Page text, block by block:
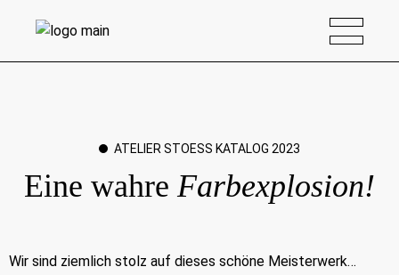
ATELIER STOESS KATALOG 2023
Eine wahreFarbexplosion!
Wir sind ziemlich stolz auf dieses schöne Meisterwerk…